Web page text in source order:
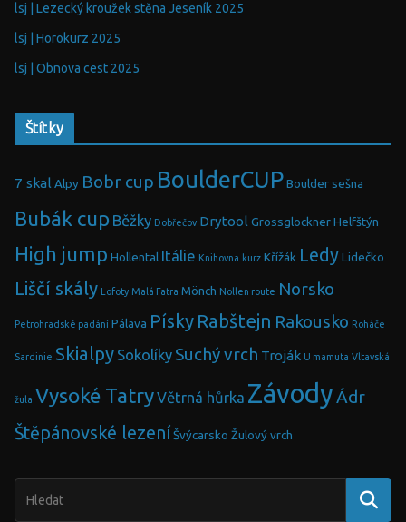
lsj | Lezecký kroužek stěna Jeseník 2025
lsj | Horokurz 2025
lsj | Obnova cest 2025
Štítky
7 skal Alpy Bobr cup BoulderCUP Boulder sešna
Bubák cup Běžky Dobřečov Drytool Grossglockner Helfštýn
High jump Hollental Itálie Knihovna kurz Křížák Ledy Lidečko
Liščí skály Lofoty Malá Fatra Mönch Nollen route Norsko
Petrohradské padání Pálava Písky Rabštejn Rakousko Roháče
Sardinie Skialpy Sokolíky Suchý vrch Troják U mamuta Vltavská
žula Vysoké TatryVětrná hůrka ZávodyÁdr
Štěpánovské lezení Švýcarsko Žulový vrch